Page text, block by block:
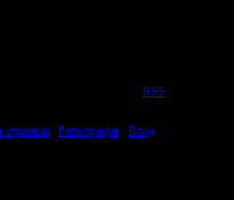
RSS
страница Регистрация Вход